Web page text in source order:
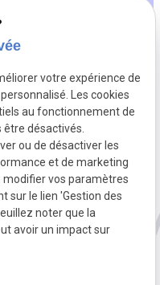
légales
site
des cookies
votre expérience de
Les cookies
au fonctionnement de
être désactivés.
ou de désactiver les
et de marketing
modifier vos paramètres
sur le lien 'Gestion des
noter que la
avoir un impact sur